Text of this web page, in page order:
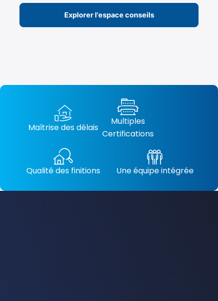
Explorer l'espace conseils
Maîtrise des délais
Multiples
Certifications
Qualité des finitions Une équipe intégrée